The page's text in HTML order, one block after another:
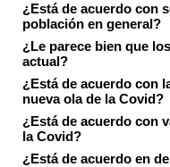
¿Está de acuerdo con
población en general?
¿Le parece bien que
actual?
¿Está de acuerdo con
nueva ola de la Covid?
¿Está de acuerdo con
la Covid?
¿Está de acuerdo en